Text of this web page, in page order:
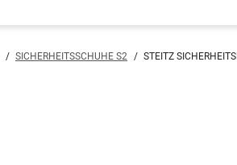
/ SICHERHEITSSCHUHE S2 / STEITZ